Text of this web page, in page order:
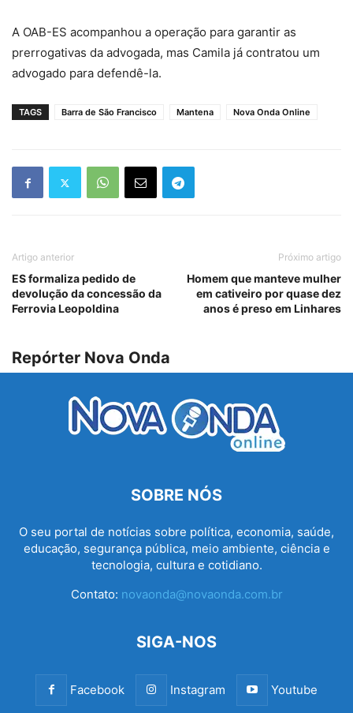
A OAB-ES acompanhou a operação para garantir as
prerrogativas da advogada, mas Camila já contratou um
advogado para defendê-la.
TAGS Barra de São Francisco Mantena Nova Onda Online
Artigo anterior
ES formaliza pedido de
devolução da concessão da
Ferrovia Leopoldina
Próximo artigo
Homem que manteve mulher
em cativeiro por quase dez
anos é preso em Linhares
Repórter Nova Onda
SOBRE NÓS
O seu portal de notícias sobre política, economia, saúde,
educação, segurança pública, meio ambiente, ciência e
tecnologia, cultura e cotidiano.
Contato: novaonda@novaonda.com.br
SIGA-NOS
Facebook Instagram Youtube